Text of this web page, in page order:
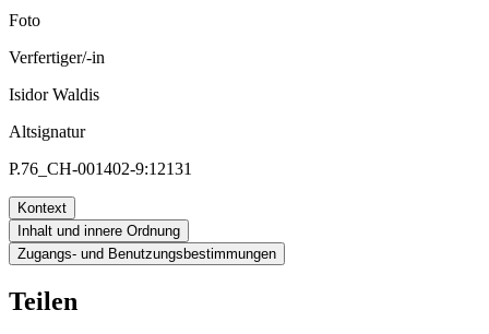
Foto
Verfertiger/-in
Isidor Waldis
Altsignatur
P.76_CH-001402-9:12131
Kontext
Inhalt und innere Ordnung
Zugangs- und Benutzungsbestimmungen
Teilen